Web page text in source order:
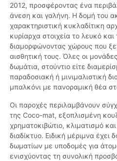
2012, προσφέροντας ένα
άνεση και γαλήνη. Η δομή του
χαρακτηριστική κυκλαδίτικη
κυρίαρχα στοιχεία το λευκό
διαμορφώνοντας χώρους που
αισθητική τους. Όλες οι
δωμάτια, στούντιο είτε
παραδοσιακή ή μινιμαλιστική
μπαλκόνι με πανοραμική θέα
Οι παροχές περιλαμβάνουν
της Coco-mat, εξοπλισμένη
χρηματοκιβώτιο, κλιματισμό
διαδίκτυο. Ειδική μέριμνα έχει
δωματίων με υποδομές για
ενισχύοντας τη συνολική